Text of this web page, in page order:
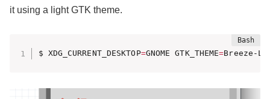
it using a light GTK theme.
$ XDG_CURRENT_DESKTOP=GNOME GTK_THEME=Breeze-